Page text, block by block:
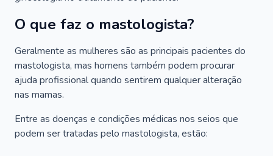
O que faz o mastologista?
Geralmente as mulheres são as principais pacientes do
mastologista, mas homens também podem procurar
ajuda profissional quando sentirem qualquer alteração
nas mamas.
Entre as doenças e condições médicas nos seios que
podem ser tratadas pelo mastologista, estão: